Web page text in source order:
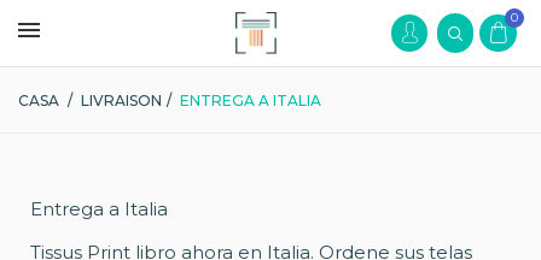
0
CASA / LIVRAISON / ENTREGA A ITALIA
Entrega a Italia
Tissus Print libro ahora en Italia. Ordene sus telas